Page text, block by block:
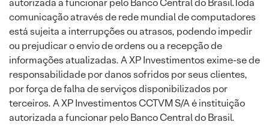
comunicação através de rede mundial de computadores
está sujeita a interrupções ou atrasos, podendo impedir
ou prejudicar o envio de ordens ou a recepção de
informações atualizadas. A XP Investimentos exime-se de
responsabilidade por danos sofridos por seus clientes,
por força de falha de serviços disponibilizados por
terceiros. A XP Investimentos CCTVM S/A é instituição
autorizada a funcionar pelo Banco Central do Brasil.